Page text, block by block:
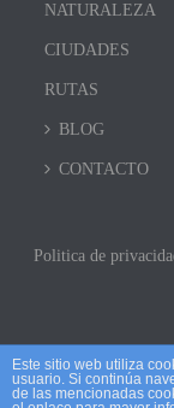
NATURALEZA
CIUDADES
RUTAS
BLOG
CONTACTO
Politica de
Este sitio web utiliza
usuario. Si continúa
de las mencionadas